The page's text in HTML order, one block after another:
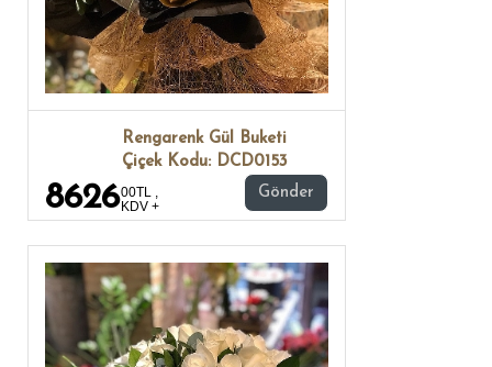
Rengarenk Gül Buketi
Çiçek Kodu: DCD0153
862600TL ,
KDV +
Gönder